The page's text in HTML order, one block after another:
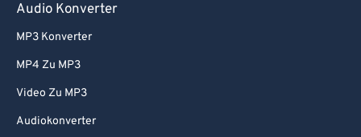
Audio Konverter
MP3 Konverter
MP4 Zu MP3
Video Zu MP3
Audiokonverter